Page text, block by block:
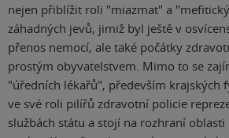
nejen přiblížit roli "miazmat" a
záhadných jevů, jimiž byl ještě v
přenos nemocí, ale také počátky
prostým obyvatelstvem. Mimo to se
"úředních lékařů", především krajských
ve své roli pilířů zdravotní policie
službách státu a stojí na rozhraní